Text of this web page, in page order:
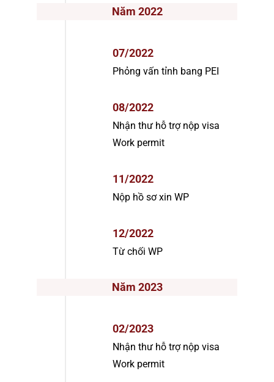
Năm 2022
07/2022
Phỏng vấn tỉnh bang PEI
08/2022
Nhận thư hỗ trợ nộp visa
Work permit
11/2022
Nộp hồ sơ xin WP
12/2022
Từ chối WP
Năm 2023
02/2023
Nhận thư hỗ trợ nộp visa
Work permit